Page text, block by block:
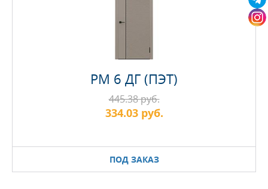
PM 6 ДГ (ПЭТ)
ПОД ЗАКАЗ
445.38 руб.
334.03 руб.